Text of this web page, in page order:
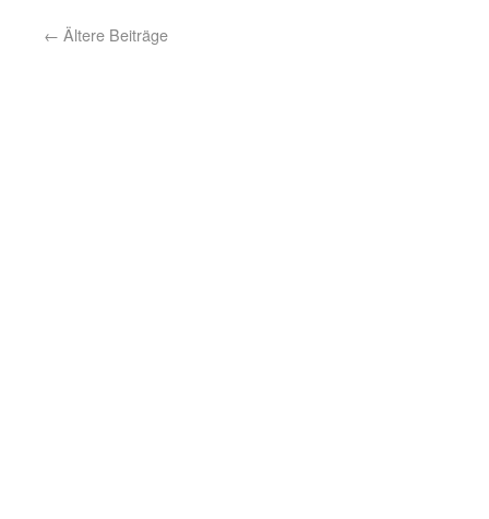
← Ältere Beiträge